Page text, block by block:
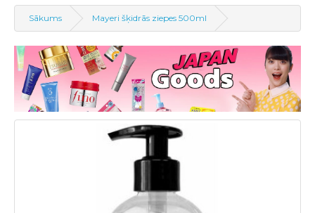
Sākums Mayeri šķidrās ziepes 500ml